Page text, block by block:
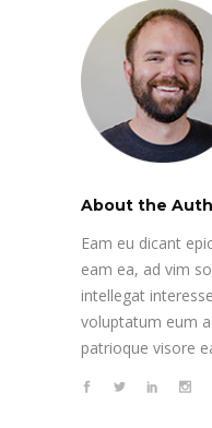
About the
Eam eu dicant
eam ea, ad vim
intellegat
voluptatum eum
patrioque visore